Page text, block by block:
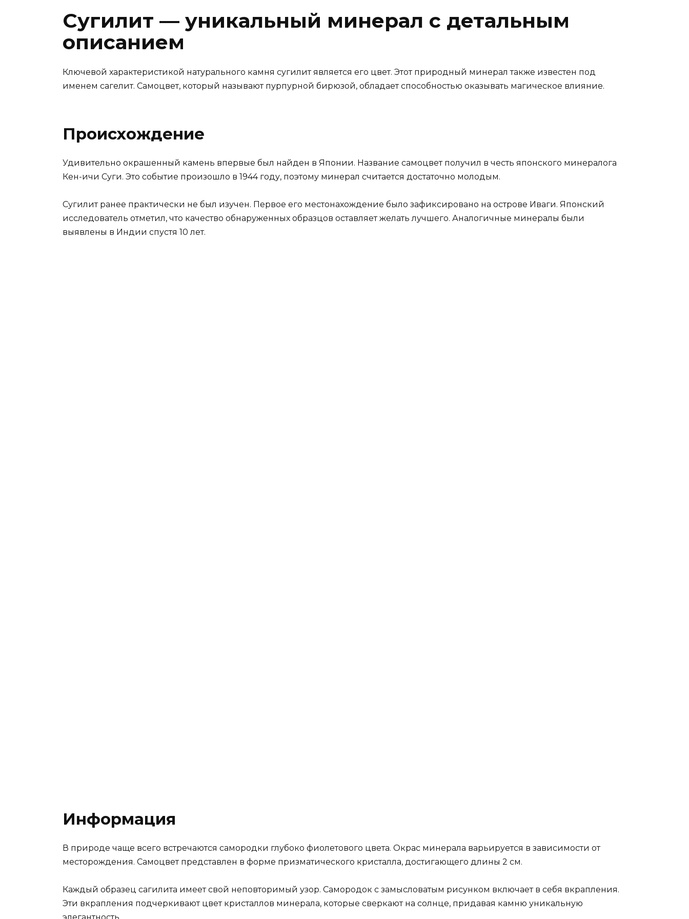
Сугилит — уникальный минерал с детальным
описанием
Ключевой характеристикой натурального камня сугилит является его цвет. Этот природный минерал также известен под
именем сагелит. Самоцвет, который называют пурпурной бирюзой, обладает способностью оказывать магическое влияние.
Происхождение
Удивительно окрашенный камень впервые был найден в Японии. Название самоцвет получил в честь японского минералога
Кен-ичи Суги. Это событие произошло в 1944 году, поэтому минерал считается достаточно молодым.
Сугилит ранее практически не был изучен. Первое его местонахождение было зафиксировано на острове Иваги. Японский
исследователь отметил, что качество обнаруженных образцов оставляет желать лучшего. Аналогичные минералы были
выявлены в Индии спустя 10 лет.
Информация
В природе чаще всего встречаются самородки глубоко фиолетового цвета. Окрас минерала варьируется в зависимости от
месторождения. Самоцвет представлен в форме призматического кристалла, достигающего длины 2 см.
Каждый образец сагилита имеет свой неповторимый узор. Самородок с замысловатым рисунком включает в себя вкрапления.
Эти вкрапления подчеркивают цвет кристаллов минерала, которые сверкают на солнце, придавая камню уникальную